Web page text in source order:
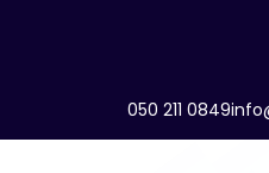
050 211 0849